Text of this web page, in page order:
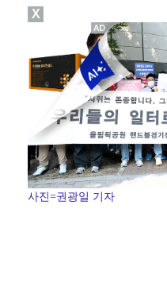
[ST포토] 박다은,
[ST포토] 김우정
[ST포토] 김우정,
사진=권광일 기자
X